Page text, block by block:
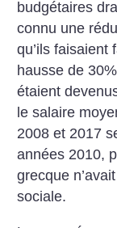
budgétaires
connu une
qu’ils faisaient
hausse de
étaient
le salaire
2008 et 2017
années 2010,
grecque
sociale.